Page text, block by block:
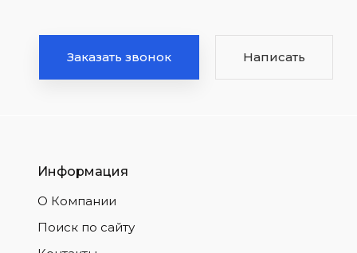
Заказать звонок Написать
Информация
О Компании
Поиск по сайту